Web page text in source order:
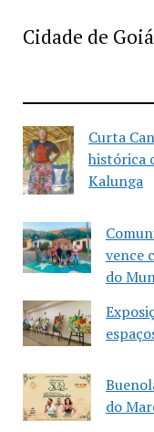
Cidade de
Curta
histórica
Kalunga
vence
do
do